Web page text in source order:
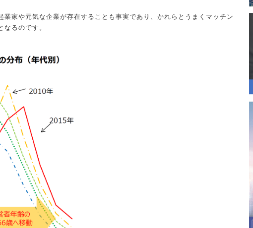
家や元気な企業が存在することも事実であり、かれらとうまくマッチン
るのです。